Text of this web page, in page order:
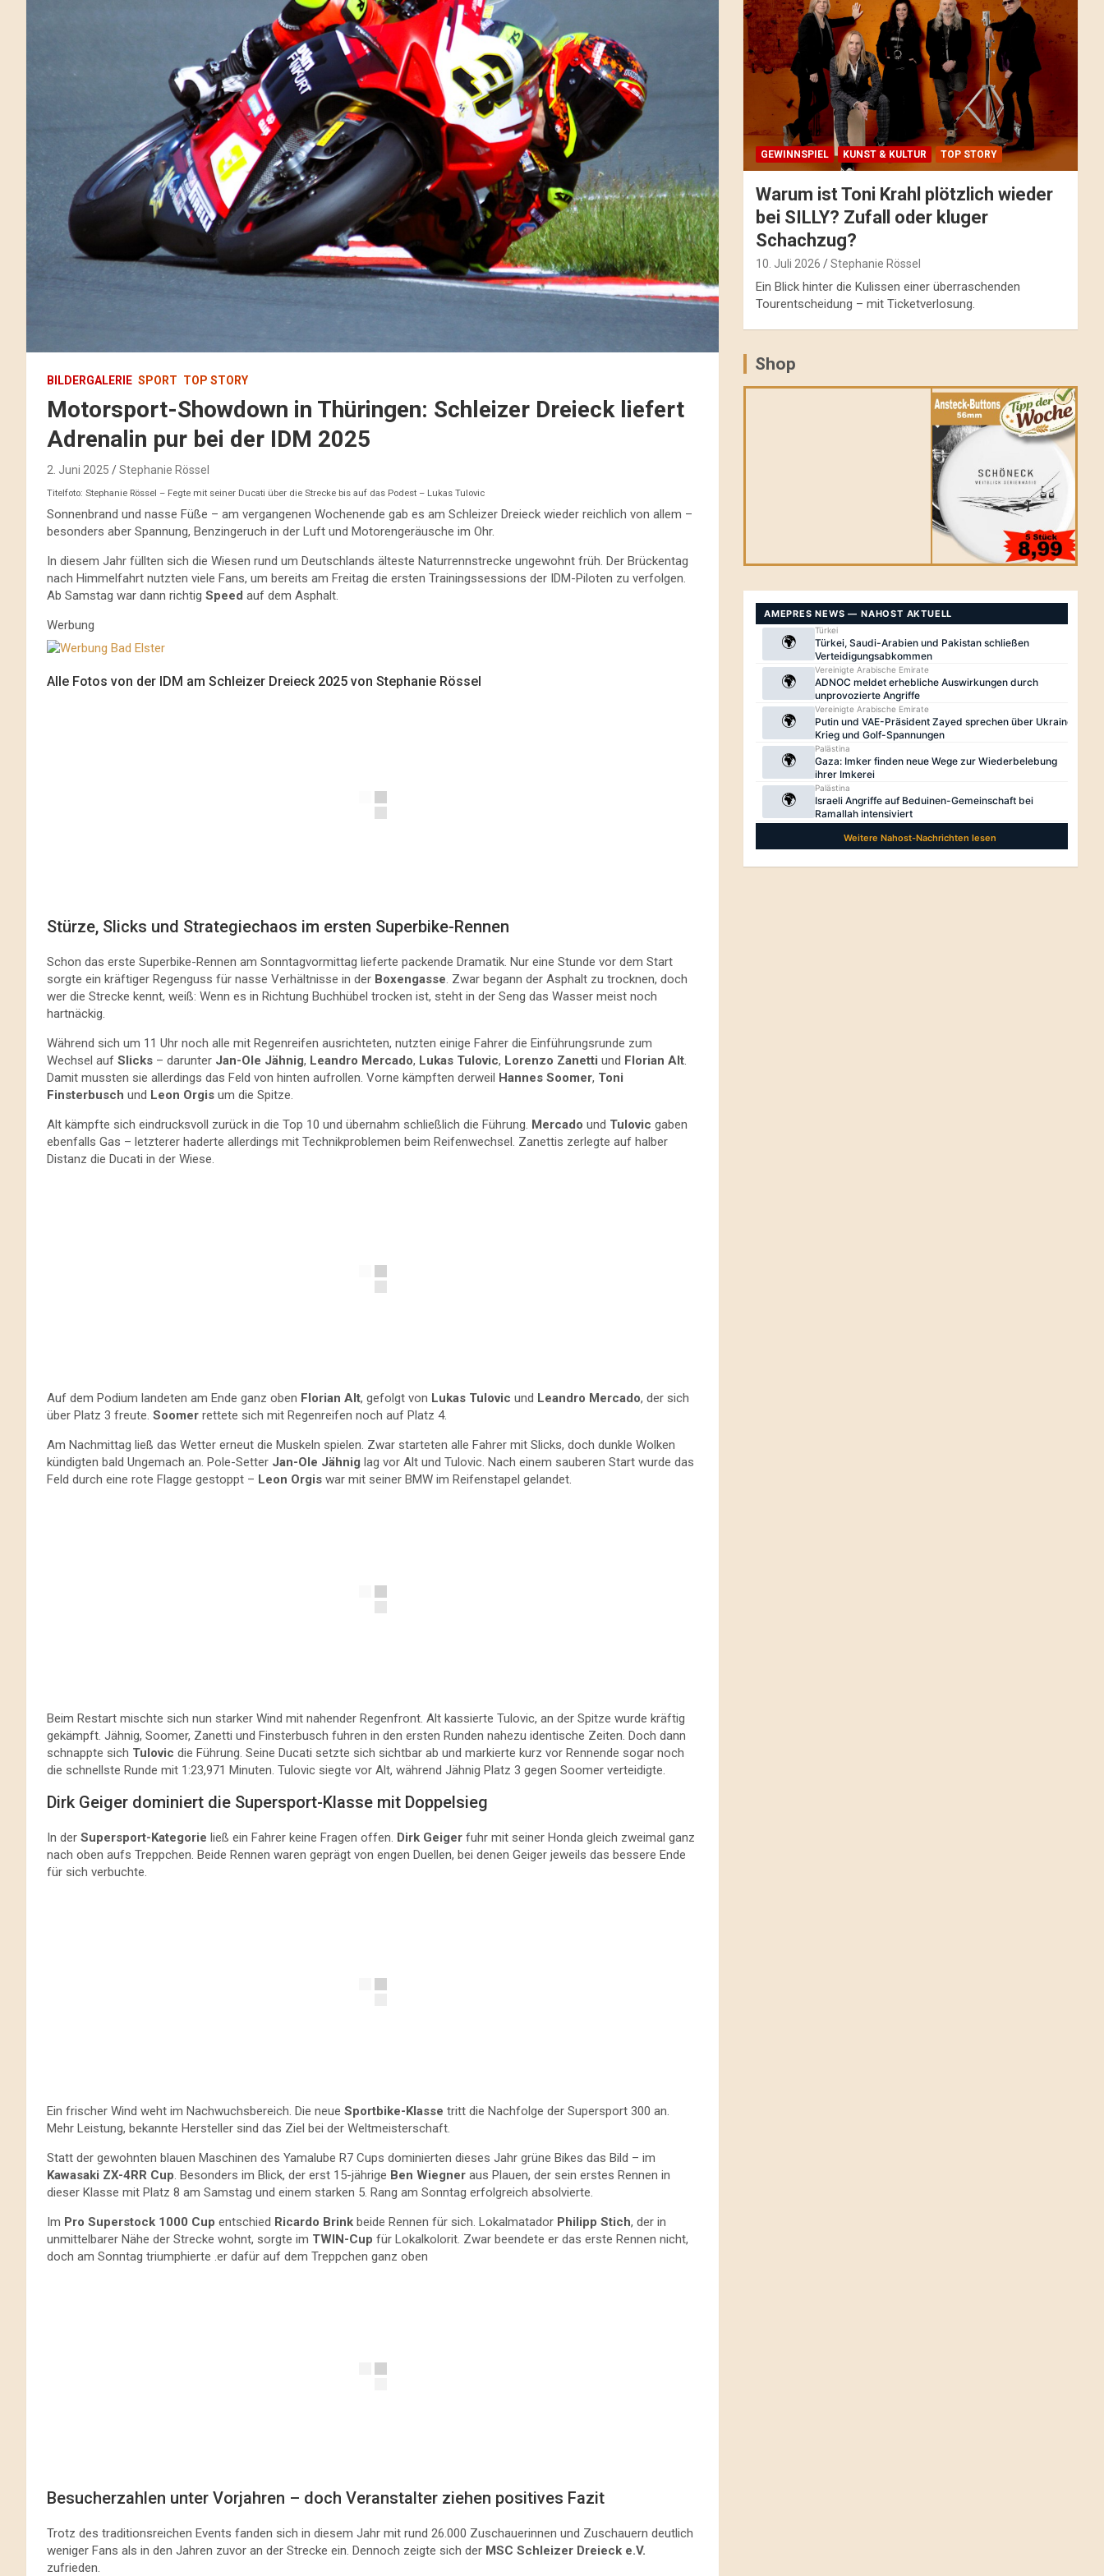
BILDERGALERIE SPORT TOP STORY
Motorsport-Showdown in Thüringen: Schleizer Dreieck liefert
Adrenalin pur bei der IDM 2025
2. Juni 2025 Stephanie Rössel
Titelfoto: Stephanie Rössel – Fegte mit seiner Ducati über die Strecke bis auf das Podest – Lukas Tulovic
Sonnenbrand und nasse Füße – am vergangenen Wochenende gab es am Schleizer Dreieck wieder reichlich von allem –
besonders aber Spannung, Benzingeruch in der Luft und Motorengeräusche im Ohr.
In diesem Jahr füllten sich die Wiesen rund um Deutschlands älteste Naturrennstrecke ungewohnt früh. Der Brückentag
nach Himmelfahrt nutzten viele Fans, um bereits am Freitag die ersten Trainingssessions der IDM-Piloten zu verfolgen.
Ab Samstag war dann richtig Speed auf dem Asphalt.
Werbung
Alle Fotos von der IDM am Schleizer Dreieck 2025 von Stephanie Rössel
Stürze, Slicks und Strategiechaos im ersten Superbike-Rennen
Schon das erste Superbike-Rennen am Sonntagvormittag lieferte packende Dramatik. Nur eine Stunde vor dem Start
sorgte ein kräftiger Regenguss für nasse Verhältnisse in der Boxengasse. Zwar begann der Asphalt zu trocknen, doch
wer die Strecke kennt, weiß: Wenn es in Richtung Buchhübel trocken ist, steht in der Seng das Wasser meist noch
hartnäckig.
Während sich um 11 Uhr noch alle mit Regenreifen ausrichteten, nutzten einige Fahrer die Einführungsrunde zum
Wechsel auf Slicks – darunter Jan-Ole Jähnig, Leandro Mercado, Lukas Tulovic, Lorenzo Zanetti und Florian Alt.
Damit mussten sie allerdings das Feld von hinten aufrollen. Vorne kämpften derweil Hannes Soomer, Toni
Finsterbusch und Leon Orgis um die Spitze.
Alt kämpfte sich eindrucksvoll zurück in die Top 10 und übernahm schließlich die Führung. Mercado und Tulovic gaben
ebenfalls Gas – letzterer haderte allerdings mit Technikproblemen beim Reifenwechsel. Zanettis zerlegte auf halber
Distanz die Ducati in der Wiese.
Auf dem Podium landeten am Ende ganz oben Florian Alt, gefolgt von Lukas Tulovic und Leandro Mercado, der sich
über Platz 3 freute. Soomer rettete sich mit Regenreifen noch auf Platz 4.
Am Nachmittag ließ das Wetter erneut die Muskeln spielen. Zwar starteten alle Fahrer mit Slicks, doch dunkle Wolken
kündigten bald Ungemach an. Pole-Setter Jan-Ole Jähnig lag vor Alt und Tulovic. Nach einem sauberen Start wurde das
Feld durch eine rote Flagge gestoppt – Leon Orgis war mit seiner BMW im Reifenstapel gelandet.
Beim Restart mischte sich nun starker Wind mit nahender Regenfront. Alt kassierte Tulovic, an der Spitze wurde kräftig
gekämpft. Jähnig, Soomer, Zanetti und Finsterbusch fuhren in den ersten Runden nahezu identische Zeiten. Doch dann
schnappte sich Tulovic die Führung. Seine Ducati setzte sich sichtbar ab und markierte kurz vor Rennende sogar noch
die schnellste Runde mit 1:23,971 Minuten. Tulovic siegte vor Alt, während Jähnig Platz 3 gegen Soomer verteidigte.
Dirk Geiger dominiert die Supersport-Klasse mit Doppelsieg
In der Supersport-Kategorie ließ ein Fahrer keine Fragen offen. Dirk Geiger fuhr mit seiner Honda gleich zweimal ganz
nach oben aufs Treppchen. Beide Rennen waren geprägt von engen Duellen, bei denen Geiger jeweils das bessere Ende
für sich verbuchte.
Ein frischer Wind weht im Nachwuchsbereich. Die neue Sportbike-Klasse tritt die Nachfolge der Supersport 300 an.
Mehr Leistung, bekannte Hersteller sind das Ziel bei der Weltmeisterschaft.
Statt der gewohnten blauen Maschinen des Yamalube R7 Cups dominierten dieses Jahr grüne Bikes das Bild – im
Kawasaki ZX-4RR Cup. Besonders im Blick, der erst 15-jährige Ben Wiegner aus Plauen, der sein erstes Rennen in
dieser Klasse mit Platz 8 am Samstag und einem starken 5. Rang am Sonntag erfolgreich absolvierte.
Im Pro Superstock 1000 Cup entschied Ricardo Brink beide Rennen für sich. Lokalmatador Philipp Stich, der in
unmittelbarer Nähe der Strecke wohnt, sorgte im TWIN-Cup für Lokalkolorit. Zwar beendete er das erste Rennen nicht,
doch am Sonntag triumphierte .er dafür auf dem Treppchen ganz oben
Besucherzahlen unter Vorjahren – doch Veranstalter ziehen positives Fazit
Trotz des traditionsreichen Events fanden sich in diesem Jahr mit rund 26.000 Zuschauerinnen und Zuschauern deutlich
weniger Fans als in den Jahren zuvor an der Strecke ein. Dennoch zeigte sich der MSC Schleizer Dreieck e.V.
zufrieden.
GEWINNSPIEL KUNST & KULTUR TOP STORY
Warum ist Toni Krahl plötzlich wieder
bei SILLY? Zufall oder kluger
Schachzug?
10. Juli 2026 Stephanie Rössel
Ein Blick hinter die Kulissen einer überraschenden
Tourentscheidung – mit Ticketverlosung.
Shop